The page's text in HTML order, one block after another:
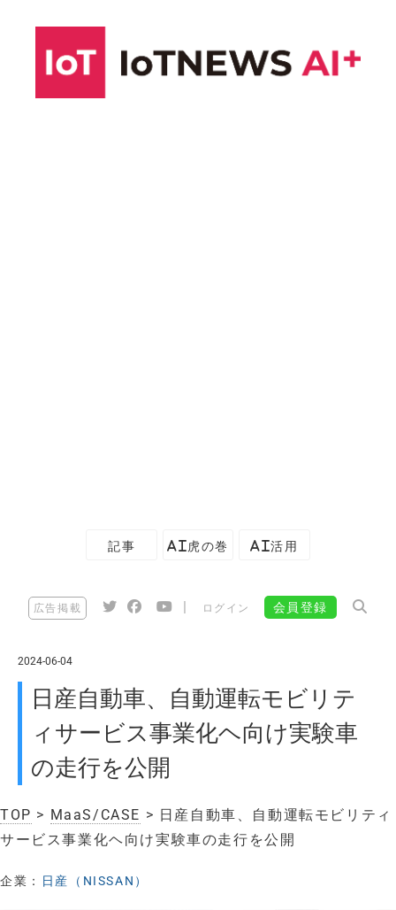
記事 AI虎の巻 AI活用
広告掲載 ログイン 会員登録
2024-06-04
日産自動車、自動運転モビリテ
ィサービス事業化ヘ向け実験車
の走行を公開
TOP > MaaS/CASE > 日産自動車、自動運転モビリティ
サービス事業化ヘ向け実験車の走行を公開
企業： 日産（NISSAN）